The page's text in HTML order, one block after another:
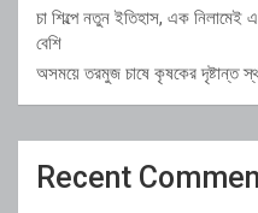
চা শিল্পে নতুন ইতিহাস, এক নিলামেই
বেশি
অসময়ে তরমুজ চাষে কৃষকের দৃষ্টান্ত
Recent